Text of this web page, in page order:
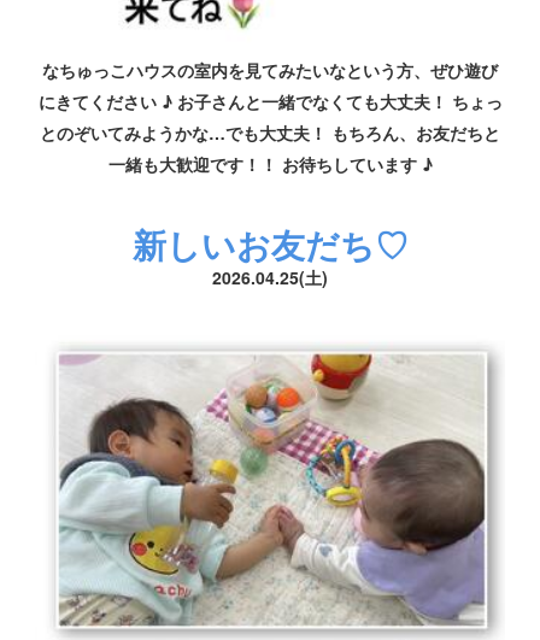
なちゅっこハウスの室内を見てみたいなという方、ぜひ遊び
にきてください ♪ お子さんと一緒でなくても大丈夫！ ちょっ
とのぞいてみようかな…でも大丈夫！ もちろん、お友だちと
一緒も大歓迎です！！ お待ちしています ♪
新しいお友だち♡
2026.04.25(土)